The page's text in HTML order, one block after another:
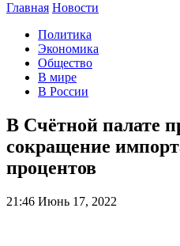
Главная Новости
Политика
Экономика
Общество
В мире
В России
В Счётной палате
сокращение
процентов
21:46 Июнь 17, 2022